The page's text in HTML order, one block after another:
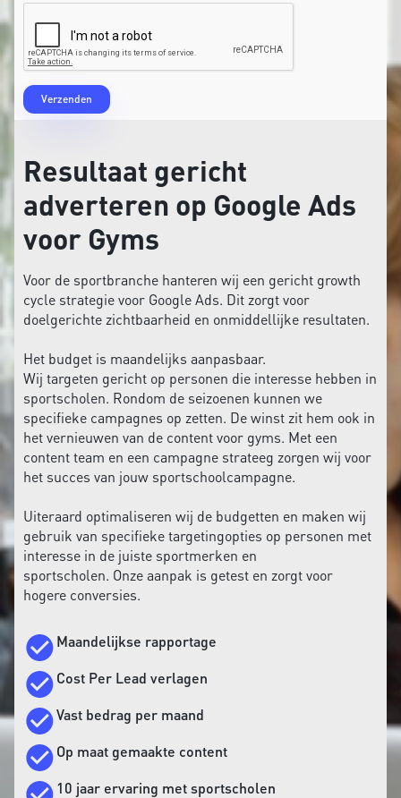
Resultaat gericht
adverteren op Google Ads
voor Gyms
Voor de sportbranche hanteren wij een gericht growth
cycle strategie voor Google Ads. Dit zorgt voor
doelgerichte zichtbaarheid en onmiddellijke resultaten.
Het budget is maandelijks aanpasbaar.
Wij targeten gericht op personen die interesse hebben in
sportscholen. Rondom de seizoenen kunnen we
specifieke campagnes op zetten. De winst zit hem ook in
het vernieuwen van de content voor gyms. Met een
content team en een campagne strateeg zorgen wij voor
het succes van jouw sportschoolcampagne.
Uiteraard optimaliseren wij de budgetten en maken wij
gebruik van specifieke targetingopties op personen met
interesse in de juiste sportmerken en
sportscholen. Onze aanpak is getest en zorgt voor
hogere conversies.
Maandelijkse rapportage
Cost Per Lead verlagen
Vast bedrag per maand
Op maat gemaakte content
10 jaar ervaring met sportscholen